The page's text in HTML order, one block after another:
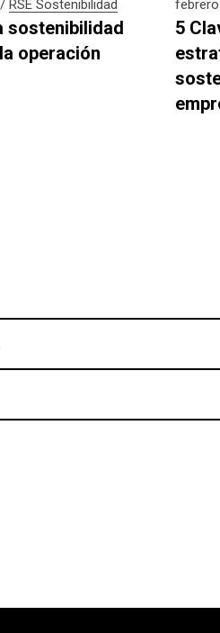
RSE Sostenibilidad
sostenibilidad
operación
5